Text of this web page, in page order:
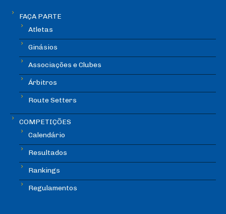
FAÇA PARTE
Atletas
Ginásios
Associações e Clubes
Árbitros
Route Setters
COMPETIÇÕES
Calendário
Resultados
Rankings
Regulamentos